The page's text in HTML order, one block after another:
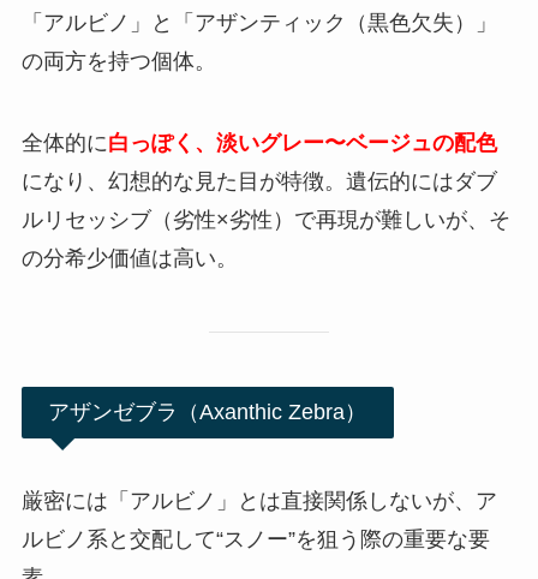
「アルビノ」と「アザンティック（黒色欠失）」
の両方を持つ個体。
全体的に白っぽく、淡いグレー〜ベージュの配色
になり、幻想的な見た目が特徴。遺伝的にはダブ
ルリセッシブ（劣性×劣性）で再現が難しいが、そ
の分希少価値は高い。
アザンゼブラ（Axanthic Zebra）
厳密には「アルビノ」とは直接関係しないが、ア
ルビノ系と交配して“スノー”を狙う際の重要な要